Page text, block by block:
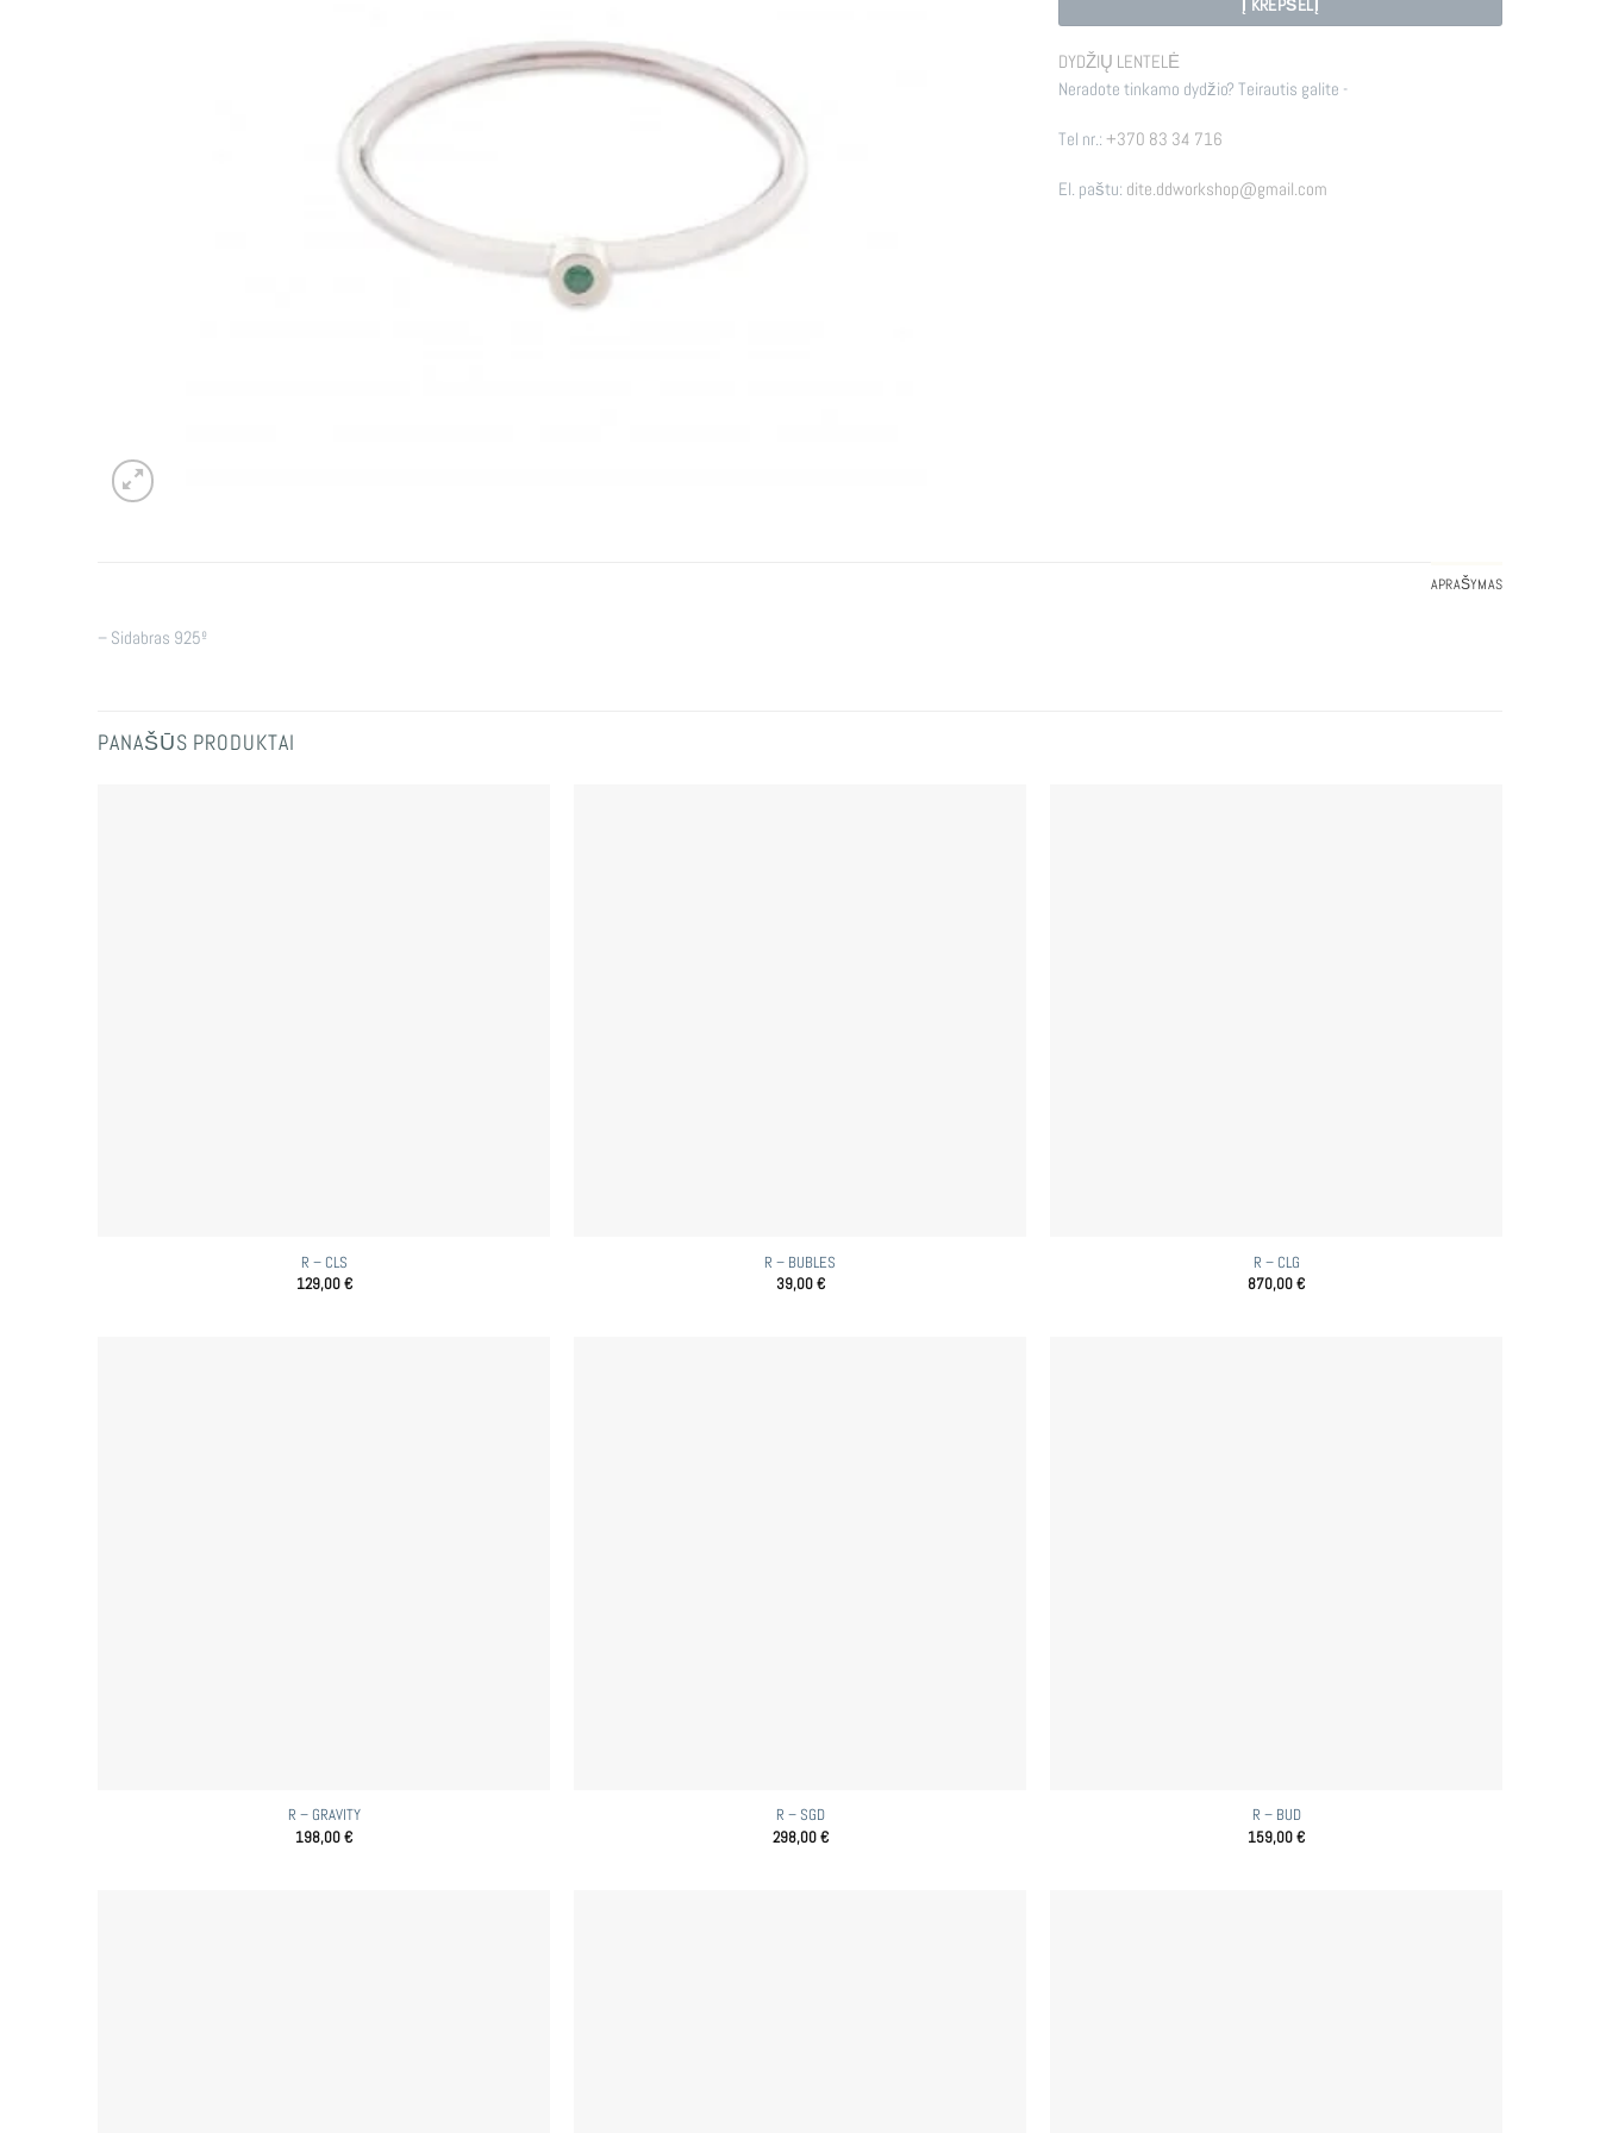
Į KREPŠELĮ
DYDŽIŲ LENTELĖ
Neradote tinkamo dydžio? Teirautis galite -
Tel nr.: +370 83 34 716
El. paštu: dite.ddworkshop@gmail.com
APRAŠYMAS
– Sidabras 925º
PANAŠŪS PRODUKTAI
R – CLS
129,00€
R – BUBLES
39,00€
R – CLG
870,00€
R – GRAVITY
198,00€
R – SGD
298,00€
R – BUD
159,00€